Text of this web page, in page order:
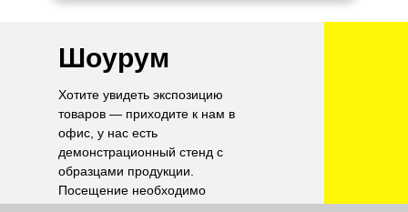
Шоурум
Хотите увидеть экспозицию
товаров — приходите к нам в
офис, у нас есть
демонстрационный стенд с
образцами продукции.
Посещение необходимо